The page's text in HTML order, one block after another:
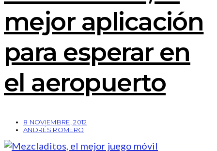
mejor aplicación
para esperar en
el aeropuerto
8 NOVIEMBRE, 2012
ANDRÉS ROMERO